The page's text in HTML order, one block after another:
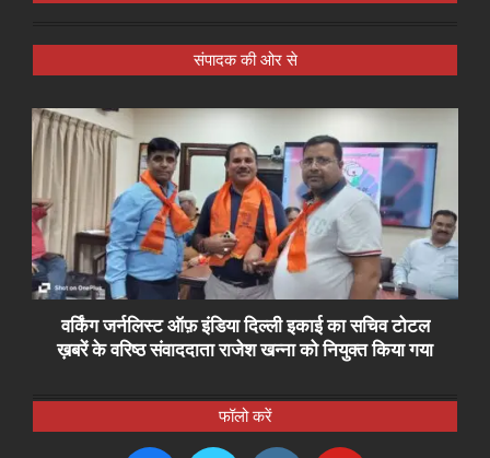
संपादक की ओर से
वर्किंग जर्नलिस्ट ऑफ़ इंडिया दिल्ली इकाई का सचिव टोटल
ख़बरें के वरिष्ठ संवाददाता राजेश खन्ना को नियुक्त किया गया
फॉलो करें